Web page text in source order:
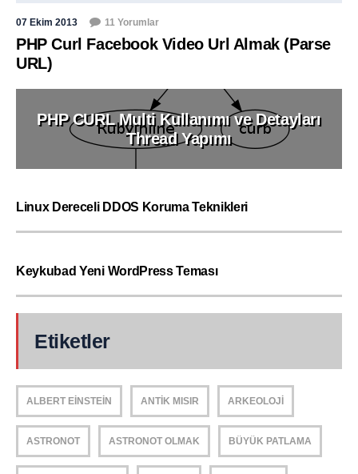
07 Ekim 2013 11 Yorumlar
PHP Curl Facebook Video Url Almak (Parse
URL)
PHP CURL Multi Kullanımı ve Detayları
Thread Yapımı
Linux Dereceli DDOS Koruma Teknikleri
Keykubad Yeni WordPress Teması
Etiketler
ALBERT EINSTEIN ANTIK MISIR ARKEOLOJI
ASTRONOT ASTRONOT OLMAK BÜYÜK PATLAMA